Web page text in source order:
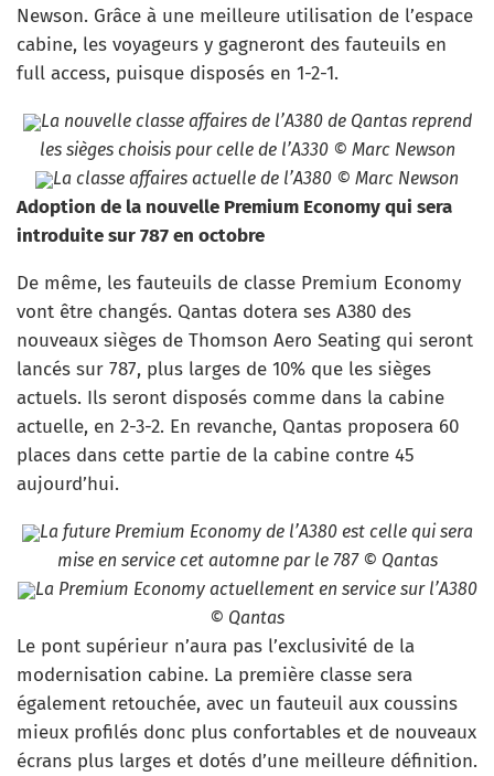
Newson. Grâce à une meilleure utilisation de l’espace
cabine, les voyageurs y gagneront des fauteuils en
full access, puisque disposés en 1-2-1.
La nouvelle classe affaires de l’A380 de Qantas reprend
les sièges choisis pour celle de l’A330 © Marc Newson
La classe affaires actuelle de l’A380 © Marc Newson
Adoption de la nouvelle Premium Economy qui sera
introduite sur 787 en octobre
De même, les fauteuils de classe Premium Economy
vont être changés. Qantas dotera ses A380 des
nouveaux sièges de Thomson Aero Seating qui seront
lancés sur 787, plus larges de 10% que les sièges
actuels. Ils seront disposés comme dans la cabine
actuelle, en 2-3-2. En revanche, Qantas proposera 60
places dans cette partie de la cabine contre 45
aujourd’hui.
La future Premium Economy de l’A380 est celle qui sera
mise en service cet automne par le 787 © Qantas
La Premium Economy actuellement en service sur l’A380
© Qantas
Le pont supérieur n’aura pas l’exclusivité de la
modernisation cabine. La première classe sera
également retouchée, avec un fauteuil aux coussins
mieux profilés donc plus confortables et de nouveaux
écrans plus larges et dotés d’une meilleure définition.